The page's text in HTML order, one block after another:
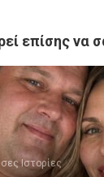
επίσης να
Ιστορίες